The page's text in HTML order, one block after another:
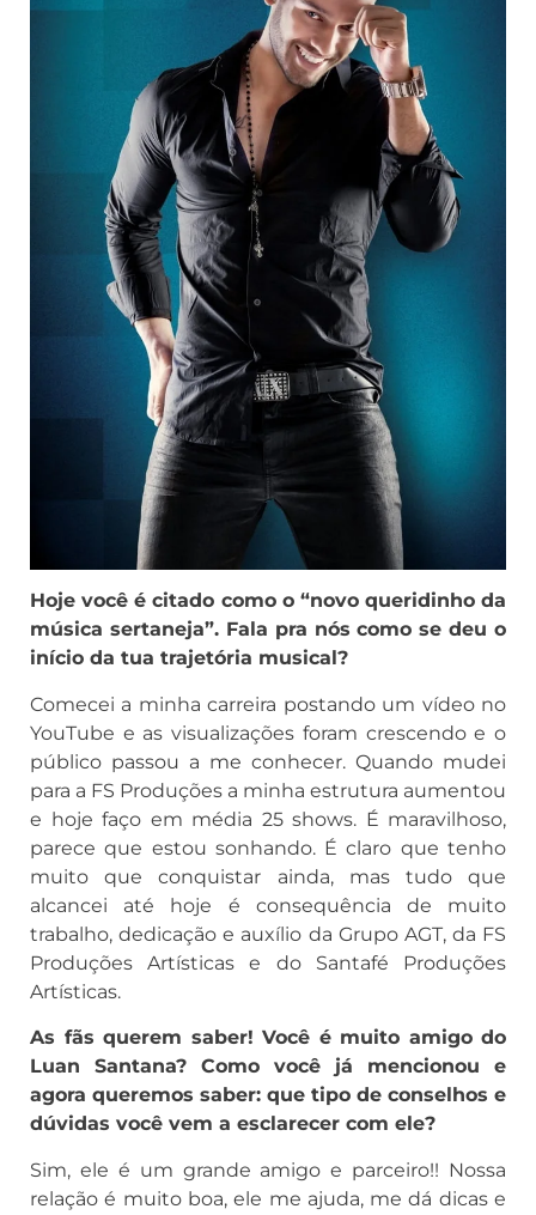
Hoje você é citado como o “novo queridinho da
música sertaneja”. Fala pra nós como se deu o
início da tua trajetória musical?
Comecei a minha carreira postando um vídeo no
YouTube e as visualizações foram crescendo e o
público passou a me conhecer. Quando mudei
para a FS Produções a minha estrutura aumentou
e hoje faço em média 25 shows. É maravilhoso,
parece que estou sonhando. É claro que tenho
muito que conquistar ainda, mas tudo que
alcancei até hoje é consequência de muito
trabalho, dedicação e auxílio da Grupo AGT, da FS
Produções Artísticas e do Santafé Produções
Artísticas.
As fãs querem saber! Você é muito amigo do
Luan Santana? Como você já mencionou e
agora queremos saber: que tipo de conselhos e
dúvidas você vem a esclarecer com ele?
Sim, ele é um grande amigo e parceiro!! Nossa
relação é muito boa, ele me ajuda, me dá dicas e